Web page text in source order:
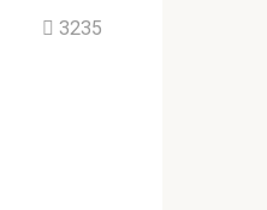
3235